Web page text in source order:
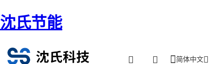
沈氏节能
简体中文